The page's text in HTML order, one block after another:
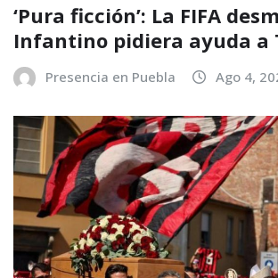
‘Pura ficción’: La FIFA
Infantino pidiera ayuda a
Presencia en Puebla Ago 4,